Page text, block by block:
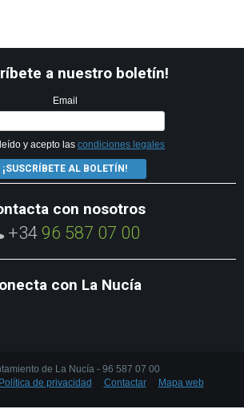
a nuestro boletín!
Email
y acepto las condiciones legales
¡SUSCRÍBETE AL BOLETÍN!
con nosotros
+34 96 587 07 00
con La Nucía
de La Nucía - 96 587 07 00
Política de privacidad Contactar Mapa web